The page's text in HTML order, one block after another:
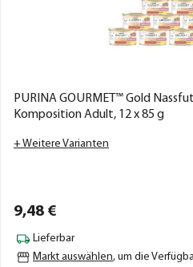
PURINA GOURMET™ Gold
Komposition Adult, 12 x 85 g
+ Weitere Varianten
9,48 €
Lieferbar
Markt auswählen, um die